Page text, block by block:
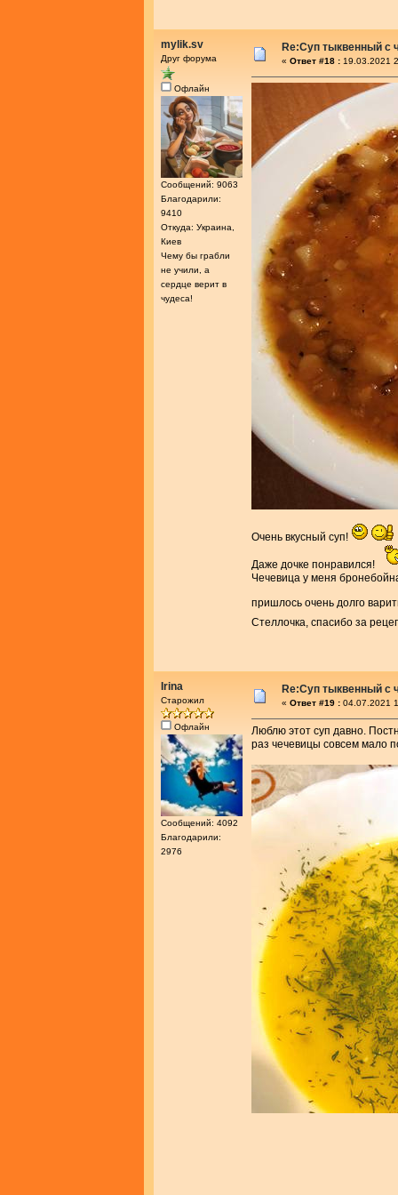
mylik.sv
Друг форума
Офлайн
Сообщений: 9063
Благодарили:
9410
Откуда: Украина,
Киев
Чему бы грабли
не учили, а
сердце верит в
чудеса!
Re:Суп тыквенный с
« Ответ #18 : 19.03.2021
Очень вкусный суп!
Даже дочке понравился!
Чечевица у меня
пришлось очень долго
Стеллочка, спасибо за
Irina
Старожил
Офлайн
Сообщений: 4092
Благодарили:
2976
Re:Суп тыквенный с
« Ответ #19 : 04.07.2021
Люблю этот суп давно.
раз чечевицы совсем мало